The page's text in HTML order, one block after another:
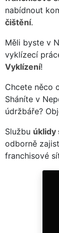
nabídnout
čištění.
Měli byste v
vyklízecí
Vyklízení!
Chcete něco
Sháníte v
údržbáře?
Službu úklidy
odborně
franchisové